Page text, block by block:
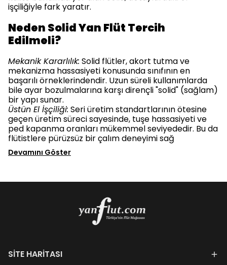
işçiliğiyle fark yaratır.
Neden Solid Yan Flüt Tercih
Edilmeli?
Mekanik Kararlılık: Solid flütler, akort tutma ve
mekanizma hassasiyeti konusunda sınıfının en
başarılı örneklerindendir. Uzun süreli kullanımlarda
bile ayar bozulmalarına karşı dirençli "solid" (sağlam)
bir yapı sunar.
Üstün El İşçiliği: Seri üretim standartlarının ötesine
geçen üretim süreci sayesinde, tuşe hassasiyeti ve
ped kapanma oranları mükemmel seviyededir. Bu da
flütistlere pürüzsüz bir çalım deneyimi sağ
Devamını Göster
SİTE HARİTASI